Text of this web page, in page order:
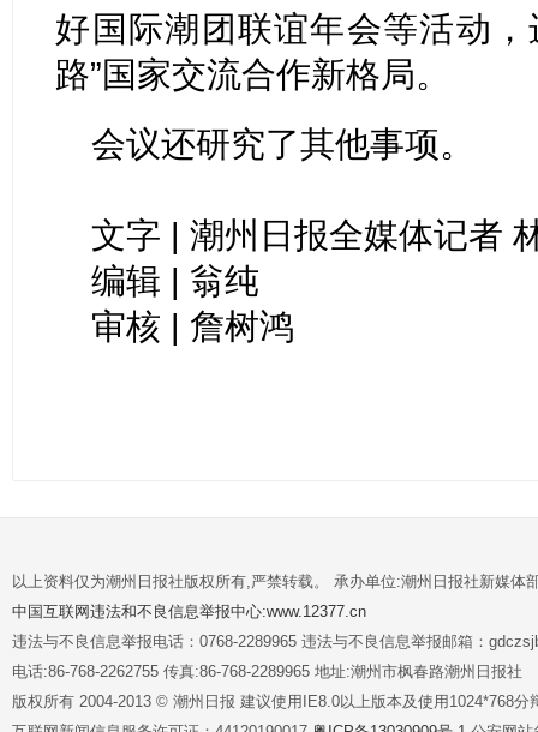
好国际潮团联谊年会等活动
路”国家交流合作新格局。
会议还研究了其他事项。
文字 | 潮州日报全媒体记者
编辑 | 翁纯
审核 | 詹树鸿
以上资料仅为潮州日报社版权所有,严禁转载。 承办单位:潮州日报社新媒体
中国互联网违法和不良信息举报中心:www.12377.cn
违法与不良信息举报电话：0768-2289965 违法与不良信息举报邮箱：
电话:86-768-2262755 传真:86-768-2289965 地址:潮州市枫春路潮州日报社
版权所有 2004-2013 © 潮州日报 建议使用IE8.0以上版本及使用1024*768分